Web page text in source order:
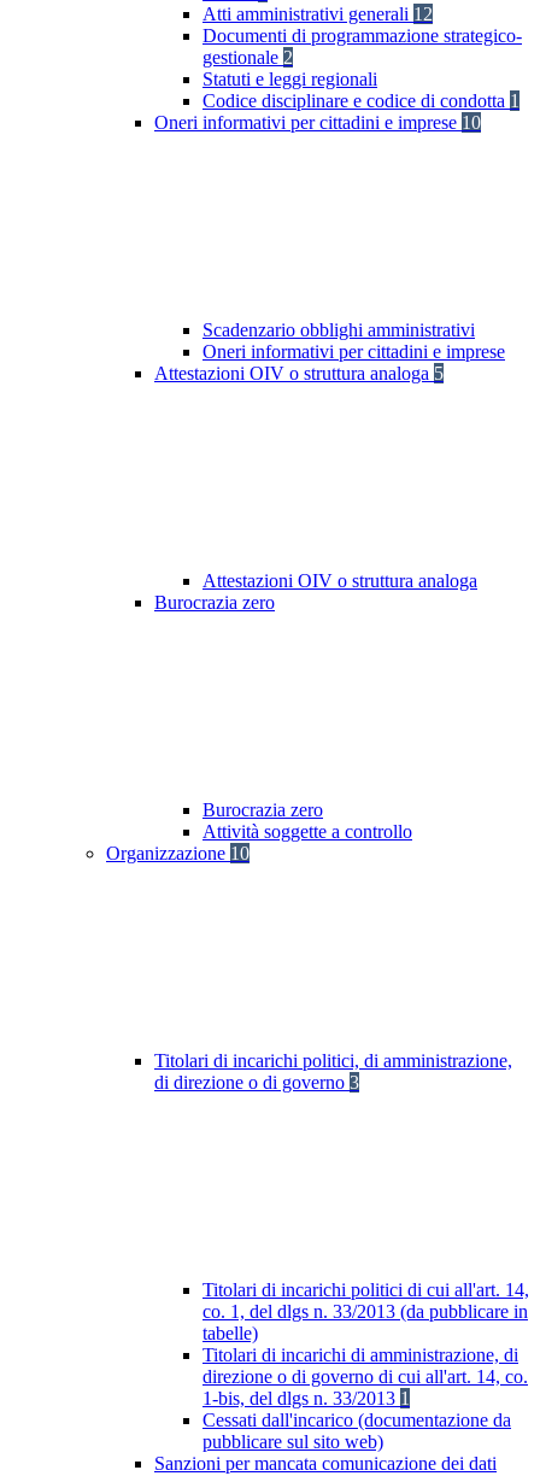
Atti amministrativi generali 12
Documenti di programmazione strategico-
gestionale 2
Statuti e leggi regionali
Codice disciplinare e codice di condotta 1
Oneri informativi per cittadini e imprese 10
Scadenzario obblighi amministrativi
Oneri informativi per cittadini e imprese
Attestazioni OIV o struttura analoga 5
Attestazioni OIV o struttura analoga
Burocrazia zero
Burocrazia zero
Attività soggette a controllo
Organizzazione 10
Titolari di incarichi politici, di amministrazione,
di direzione o di governo 3
Titolari di incarichi politici di cui all'art. 14,
co. 1, del dlgs n. 33/2013 (da pubblicare in
tabelle)
Titolari di incarichi di amministrazione, di
direzione o di governo di cui all'art. 14, co.
1-bis, del dlgs n. 33/2013 1
Cessati dall'incarico (documentazione da
pubblicare sul sito web)
Sanzioni per mancata comunicazione dei dati